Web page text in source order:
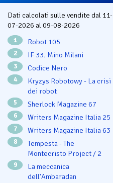
Dati calcolati sulle vendite dal 11-
07-2026 al 09-08-2026
1 Robot 105
2 IF 33. Mino Milani
3 Codice Nero
4
Kryzys Robotowy - La crisi
dei robot
5 Sherlock Magazine 67
6 Writers Magazine Italia 25
7 Writers Magazine Italia 63
8
Tempesta - The
Montecristo Project / 2
9
La meccanica
dell'Ambaradan